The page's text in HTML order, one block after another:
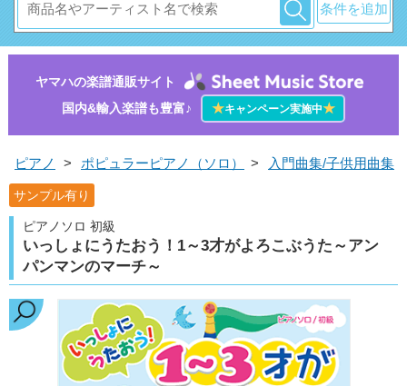
条件を追加
ヤマハの楽譜通販サイト
国内&輸入楽譜も豊富♪
★キャンペーン実施中★
ピアノ > ポピュラーピアノ（ソロ） > 入門曲集/子供用曲集
サンプル有り
ピアノソロ 初級
いっしょにうたおう！1～3才がよろこぶうた～アン
パンマンのマーチ～